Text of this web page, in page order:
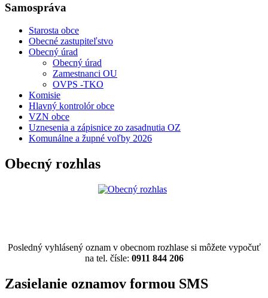
Samospráva
Starosta obce
Obecné zastupiteľstvo
Obecný úrad
Obecný úrad
Zamestnanci OU
OVPS -TKO
Komisie
Hlavný kontrolór obce
VZN obce
Uznesenia a zápisnice zo zasadnutia OZ
Komunálne a župné voľby 2026
Obecný rozhlas
Posledný vyhlásený oznam v obecnom rozhlase si môžete vypočuť
na tel. čísle: 0911 844 206
Zasielanie oznamov formou SMS